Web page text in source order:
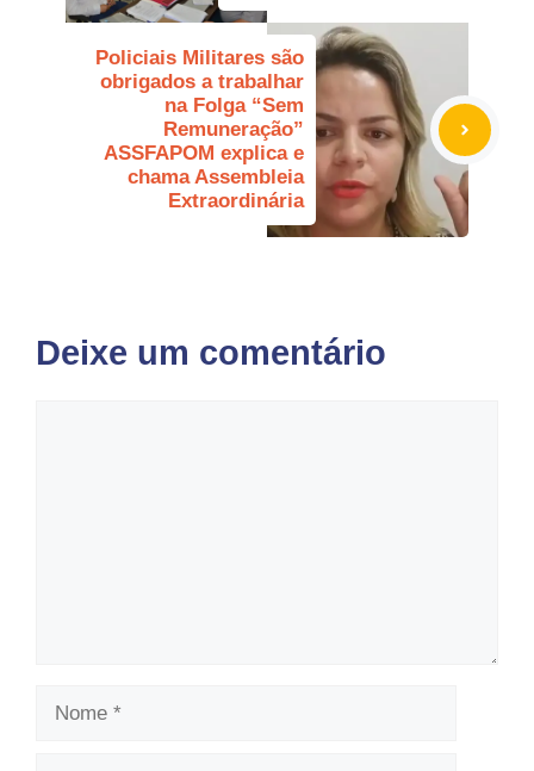
Policiais Militares são
obrigados a trabalhar
na Folga “Sem
Remuneração”
ASSFAPOM explica e
chama Assembleia
Extraordinária
Deixe um comentário